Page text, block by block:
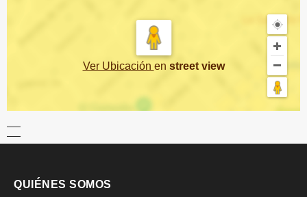
Ver Ubicación en street view
QUIÉNES SOMOS